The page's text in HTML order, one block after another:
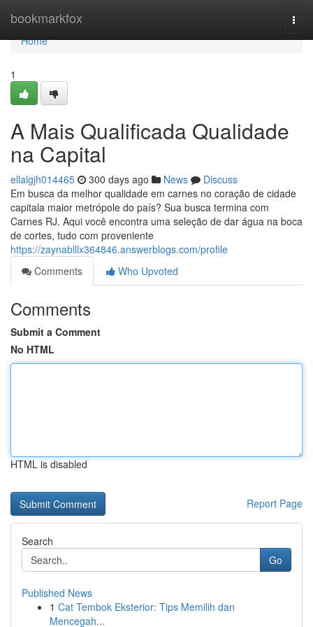
bookmarkfox
Home
Home
1
A Mais Qualificada Qualidade
na Capital
ellalgjh014465 300 days ago News
Discuss
Em busca da melhor qualidade em carnes no coração de cidade
capitala maior metrópole do país? Sua busca termina com
Carnes RJ. Aqui você encontra uma seleção de dar água na boca
de cortes, tudo com proveniente
https://zaynablllx364846.answerblogs.com/profile
Comments
Who Upvoted
Comments
Submit a Comment
No HTML
HTML is disabled
Report Page
Search
Go
Published News
1 Cat Tembok Eksterior: Tips Memilih dan
Mencegah...